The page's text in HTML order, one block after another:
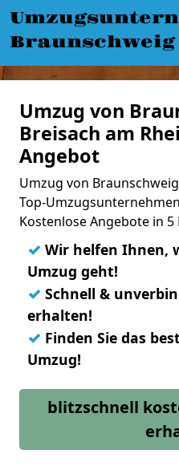
Braunschweig
Umzug von
Breisach am
Angebot
Umzug von
Top-
Kostenlose Angebote in 5
✓ Wir helfen Ihnen,
Umzug geht!
✓ Schnell &
erhalten!
✓ Finden Sie das
Umzug!
blitzschnell